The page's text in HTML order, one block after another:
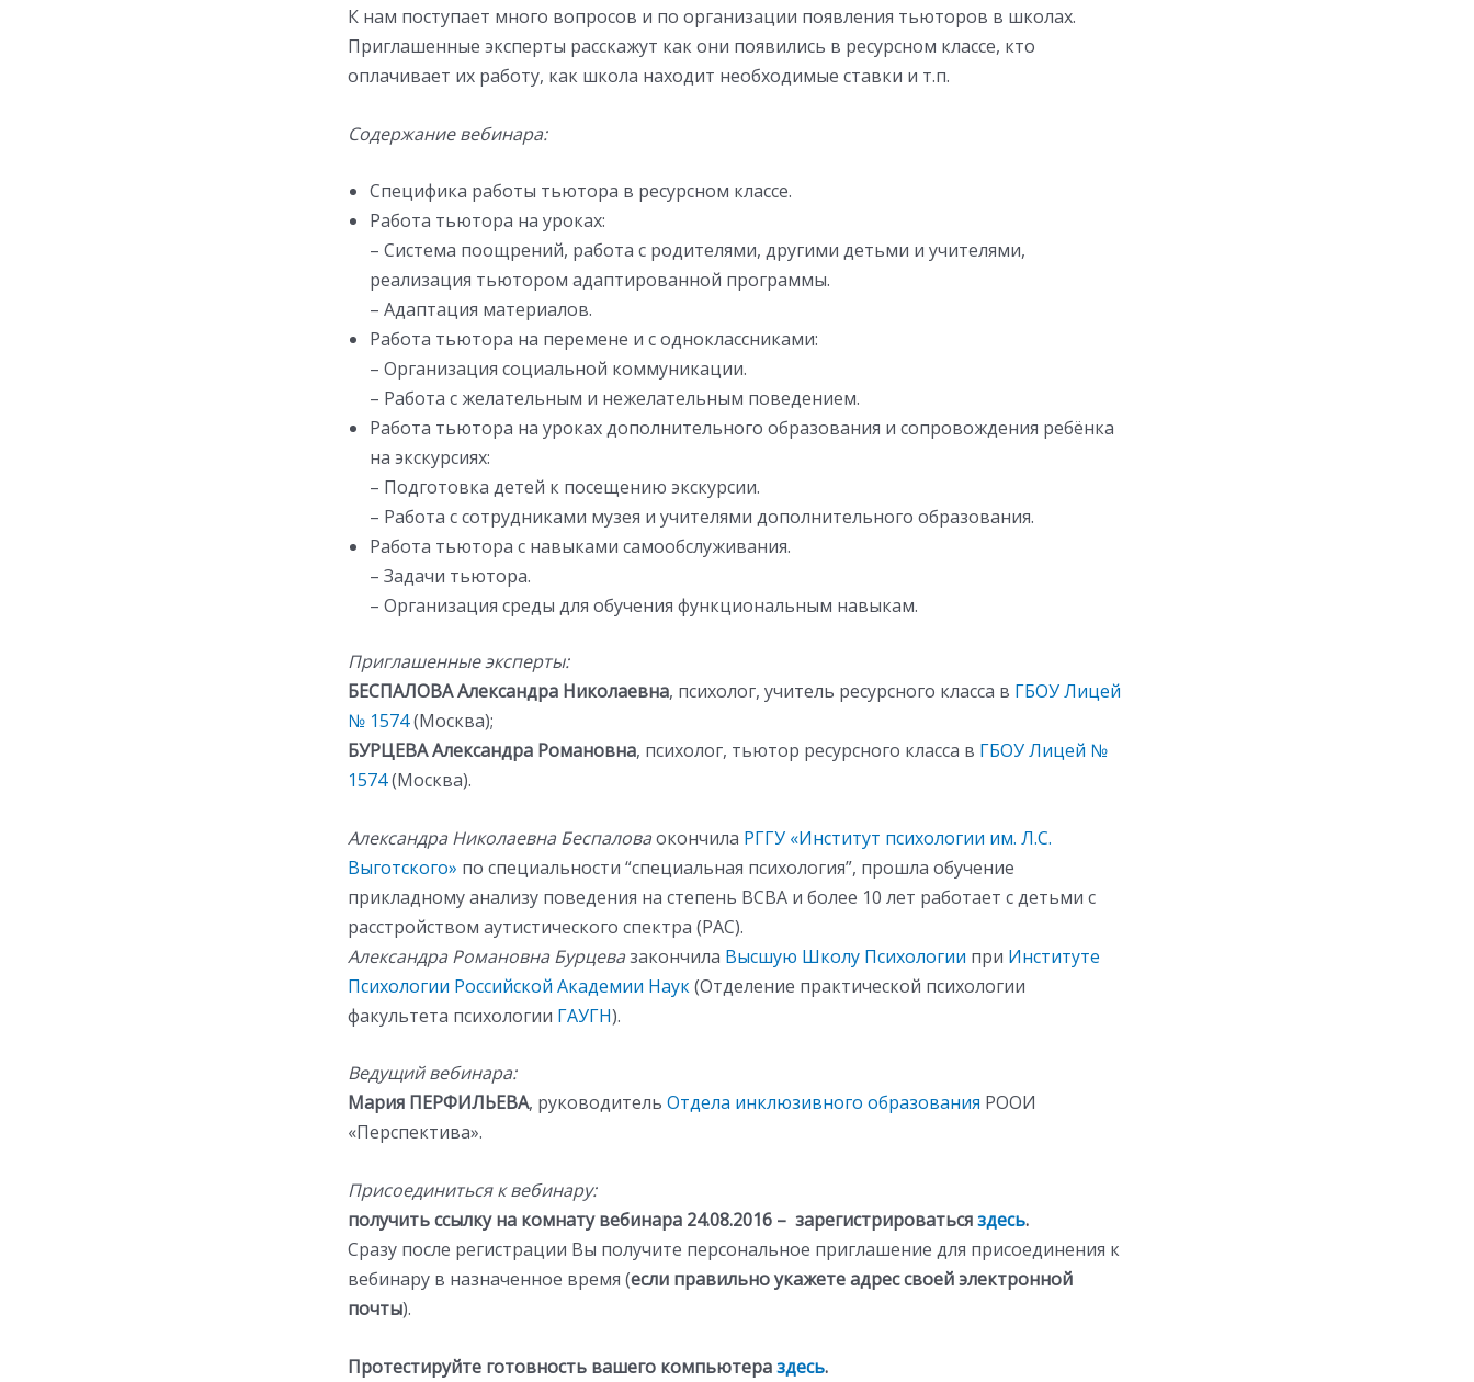
К нам поступает много вопросов и по организации появления тьюторов в школах.
Приглашенные эксперты расскажут как они появились в ресурсном классе, кто
оплачивает их работу, как школа находит необходимые ставки и т.п.
Содержание вебинара:
Специфика работы тьютора в ресурсном классе.
Работа тьютора на уроках:
– Система поощрений, работа с родителями, другими детьми и учителями,
реализация тьютором адаптированной программы.
– Адаптация материалов.
Работа тьютора на перемене и с одноклассниками:
– Организация социальной коммуникации.
– Работа с желательным и нежелательным поведением.
Работа тьютора на уроках дополнительного образования и сопровождения ребёнка
на экскурсиях:
– Подготовка детей к посещению экскурсии.
– Работа с сотрудниками музея и учителями дополнительного образования.
Работа тьютора с навыками самообслуживания.
– Задачи тьютора.
– Организация среды для обучения функциональным навыкам.
Приглашенные эксперты:
БЕСПАЛОВА Александра Николаевна, психолог, учитель ресурсного класса в ГБОУ Лицей
№ 1574(Москва);
БУРЦЕВА Александра Романовна, психолог, тьютор ресурсного класса в ГБОУ Лицей №
1574(Москва).
Александра Николаевна Беспаловаокончила РГГУ «Институт психологии им. Л.С.
Выготского» по специальности “специальная психология”, прошла обучение
прикладному анализу поведения на степень BCBA и более 10 лет работает с детьми с
расстройством аутистического спектра (РАС).
Александра Романовна Бурцевазакончила Высшую Школу Психологии при Институте
Психологии Российской Академии Наук(Отделение практической психологии
факультета психологии ГАУГН).
Ведущий вебинара:
Мария ПЕРФИЛЬЕВА, руководитель Отдела инклюзивного образования РООИ
«Перспектива».
Присоединиться к вебинару:
получить ссылку на комнату вебинара 24.08.2016 – зарегистрироватьсяздесь.
Сразу после регистрации Вы получите персональное приглашение для присоединения к
вебинару в назначенное время (если правильно укажете адрес своей электронной
почты).
Протестируйте готовность вашего компьютераздесь.